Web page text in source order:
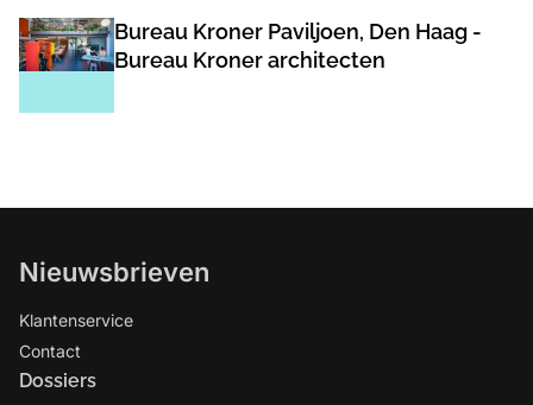
Bureau Kroner Paviljoen, Den Haag -
Bureau Kroner architecten
Nieuwsbrieven
Klantenservice
Contact
Dossiers